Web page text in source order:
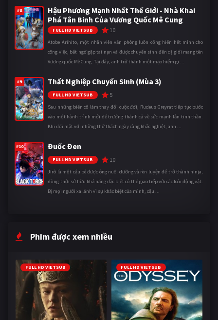
#8
Hậu Phương Mạnh Nhất Thế Giới - Nhà Khai
Phá Tân Binh Của Vương Quốc Mê Cung
FULL HD VIETSUB 10
Atobe Arihito, một nhân viên văn phòng luôn cống hiến hết mình cho
công việc, bất ngờ gặp tai nạn và được chuyển sinh đến dị giới mang tên
Vương quốc Mê Cung. Tại đây, anh trở thành một mạo hiểm gi ...
#9 Thất Nghiệp Chuyển Sinh (Mùa 3)
FULL HD VIETSUB 5
Sau những biến cố làm thay đổi cuộc đời, Rudeus Greyrat tiếp tục bước
vào một hành trình mới để trưởng thành cả về sức mạnh lẫn tinh thần.
Khi đối mặt với những thử thách ngày càng khắc nghiệt, anh ...
#10 Đuốc Đen
FULL HD VIETSUB 10
Jirô là một cậu bé được ông nuôi dưỡng và rèn luyện để trở thành ninja,
đồng thời sở hữu khả năng đặc biệt có thể giao tiếp với các loài động vật.
Bị mọi người xa lánh vì sự khác biệt của mình, cậu ...
Phim được xem nhiều
FULL HD VIETSUB FULL HD VIETSUB